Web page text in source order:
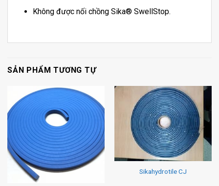
Không được nối chồng Sika® SwellStop.
SẢN PHẨM TƯƠNG TỰ
Sikahydrotile CJ